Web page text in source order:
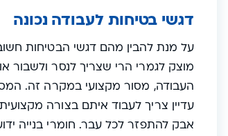
דגשי בטיחות לעבודה נכונה
על מנת להבין מהם דגשי הבטיחות
מוצק לגמרי הרי שצריך לנסר ולשבור
העבודה, מסור מקצועי במקרה זה.
עדיין צריך לעבוד איתם בצורה
אבק להתפזר לכל עבר. חומרי בנייה